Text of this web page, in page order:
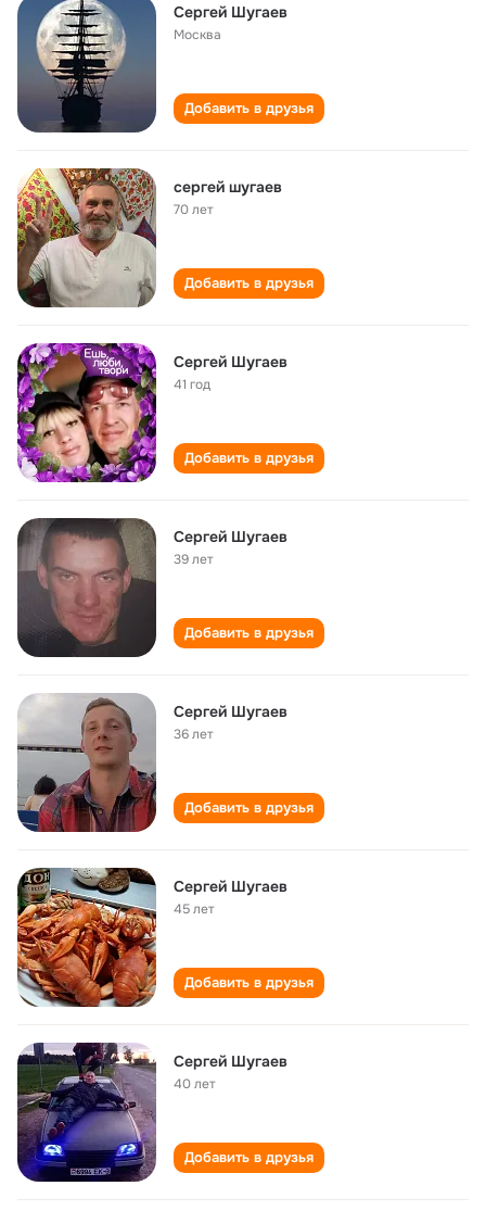
Сергей Шугаев
Москва
Добавить в друзья
сергей шугаев
70 лет
Добавить в друзья
Сергей Шугаев
41 год
Добавить в друзья
Сергей Шугаев
39 лет
Добавить в друзья
Сергей Шугаев
36 лет
Добавить в друзья
Сергей Шугаев
45 лет
Добавить в друзья
Сергей Шугаев
40 лет
Добавить в друзья